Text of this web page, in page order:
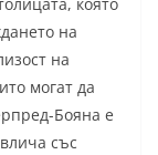
която
на
на
могат да
Бояна е
със